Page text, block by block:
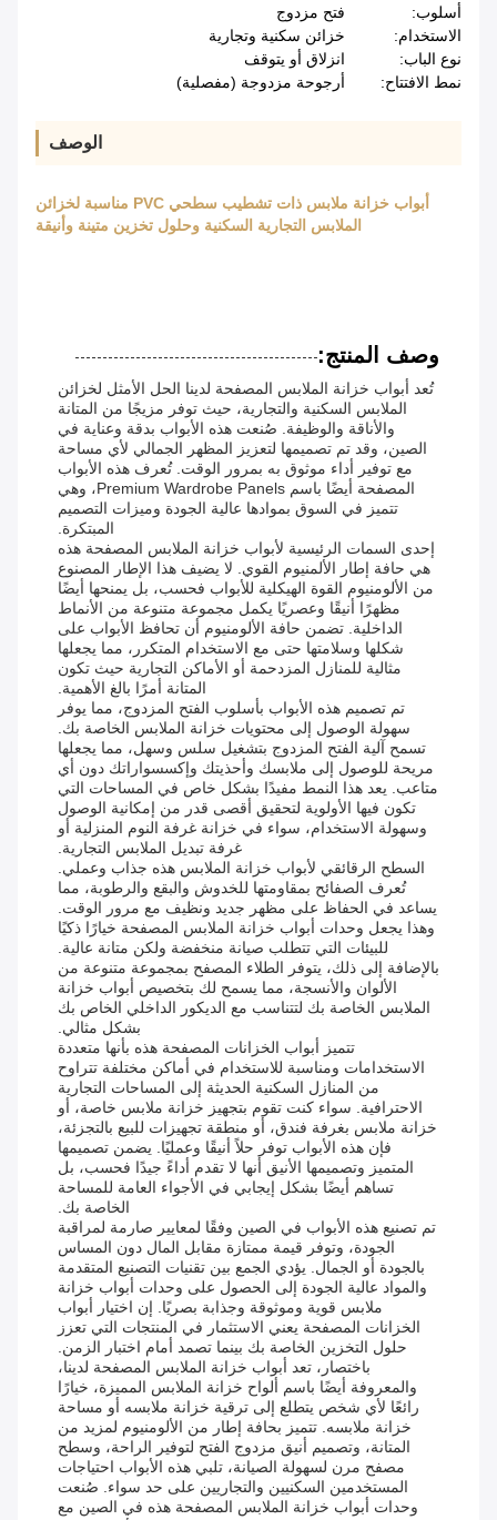
أسلوب:
فتح مزدوج
الاستخدام:
خزائن سكنية وتجارية
نوع الباب:
انزلاق أو يتوقف
نمط الافتتاح:
أرجوحة مزدوجة (مفصلية)
الوصف
أبواب خزانة ملابس ذات تشطيب سطحي PVC مناسبة لخزائن
الملابس التجارية السكنية وحلول تخزين متينة وأنيقة
وصف المنتج:
تُعد أبواب خزانة الملابس المصفحة لدينا الحل الأمثل لخزائن
الملابس السكنية والتجارية، حيث توفر مزيجًا من المتانة
والأناقة والوظيفة. صُنعت هذه الأبواب بدقة وعناية في
الصين، وقد تم تصميمها لتعزيز المظهر الجمالي لأي مساحة
مع توفير أداء موثوق به بمرور الوقت. تُعرف هذه الأبواب
المصفحة أيضًا باسم Premium Wardrobe Panels، وهي
تتميز في السوق بموادها عالية الجودة وميزات التصميم
المبتكرة.
إحدى السمات الرئيسية لأبواب خزانة الملابس المصفحة هذه
هي حافة إطار الألمنيوم القوي. لا يضيف هذا الإطار المصنوع
من الألومنيوم القوة الهيكلية للأبواب فحسب، بل يمنحها أيضًا
مظهرًا أنيقًا وعصريًا يكمل مجموعة متنوعة من الأنماط
الداخلية. تضمن حافة الألومنيوم أن تحافظ الأبواب على
شكلها وسلامتها حتى مع الاستخدام المتكرر، مما يجعلها
مثالية للمنازل المزدحمة أو الأماكن التجارية حيث تكون
المتانة أمرًا بالغ الأهمية.
تم تصميم هذه الأبواب بأسلوب الفتح المزدوج، مما يوفر
سهولة الوصول إلى محتويات خزانة الملابس الخاصة بك.
تسمح آلية الفتح المزدوج بتشغيل سلس وسهل، مما يجعلها
مريحة للوصول إلى ملابسك وأحذيتك وإكسسواراتك دون أي
متاعب. يعد هذا النمط مفيدًا بشكل خاص في المساحات التي
تكون فيها الأولوية لتحقيق أقصى قدر من إمكانية الوصول
وسهولة الاستخدام، سواء في خزانة غرفة النوم المنزلية أو
غرفة تبديل الملابس التجارية.
السطح الرقائقي لأبواب خزانة الملابس هذه جذاب وعملي.
تُعرف الصفائح بمقاومتها للخدوش والبقع والرطوبة، مما
يساعد في الحفاظ على مظهر جديد ونظيف مع مرور الوقت.
وهذا يجعل وحدات أبواب خزانة الملابس المصفحة خيارًا ذكيًا
للبيئات التي تتطلب صيانة منخفضة ولكن متانة عالية.
بالإضافة إلى ذلك، يتوفر الطلاء المصفح بمجموعة متنوعة من
الألوان والأنسجة، مما يسمح لك بتخصيص أبواب خزانة
الملابس الخاصة بك لتتناسب مع الديكور الداخلي الخاص بك
بشكل مثالي.
تتميز أبواب الخزانات المصفحة هذه بأنها متعددة
الاستخدامات ومناسبة للاستخدام في أماكن مختلفة تتراوح
من المنازل السكنية الحديثة إلى المساحات التجارية
الاحترافية. سواء كنت تقوم بتجهيز خزانة ملابس خاصة، أو
خزانة ملابس بغرفة فندق، أو منطقة تجهيزات للبيع بالتجزئة،
فإن هذه الأبواب توفر حلاً أنيقًا وعمليًا. يضمن تصميمها
المتميز وتصميمها الأنيق أنها لا تقدم أداءً جيدًا فحسب، بل
تساهم أيضًا بشكل إيجابي في الأجواء العامة للمساحة
الخاصة بك.
تم تصنيع هذه الأبواب في الصين وفقًا لمعايير صارمة لمراقبة
الجودة، وتوفر قيمة ممتازة مقابل المال دون المساس
بالجودة أو الجمال. يؤدي الجمع بين تقنيات التصنيع المتقدمة
والمواد عالية الجودة إلى الحصول على وحدات أبواب خزانة
ملابس قوية وموثوقة وجذابة بصريًا. إن اختيار أبواب
الخزانات المصفحة يعني الاستثمار في المنتجات التي تعزز
حلول التخزين الخاصة بك بينما تصمد أمام اختبار الزمن.
باختصار، تعد أبواب خزانة الملابس المصفحة لدينا،
والمعروفة أيضًا باسم ألواح خزانة الملابس المميزة، خيارًا
رائعًا لأي شخص يتطلع إلى ترقية خزانة ملابسه أو مساحة
خزانة ملابسه. تتميز بحافة إطار من الألومنيوم لمزيد من
المتانة، وتصميم أنيق مزدوج الفتح لتوفير الراحة، وسطح
مصفح مرن لسهولة الصيانة، تلبي هذه الأبواب احتياجات
المستخدمين السكنيين والتجاريين على حد سواء. صُنعت
وحدات أبواب خزانة الملابس المصفحة هذه في الصين مع